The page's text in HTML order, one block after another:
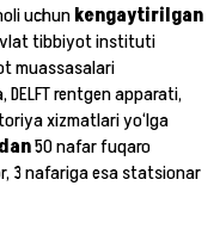
uchunkengaytirilgan
tibbiyot instituti
muassasalari
rentgen apparati,
xizmatlari yo‘lga
50 nafar fuqaro
3 nafariga esa statsionar